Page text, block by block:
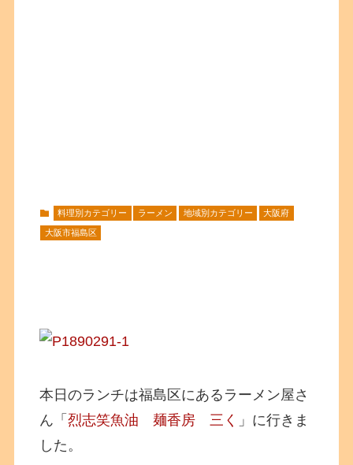
料理別カテゴリー ラーメン 地域別カテゴリー 大阪府
大阪市福島区
本日のランチは福島区にあるラーメン屋さ
ん「烈志笑魚油 麺香房 三く 」に行きま
した。